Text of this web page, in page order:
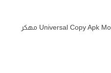
تحميل تطبيق النسخ الشامل Universal Copy Apk Mod مهكر